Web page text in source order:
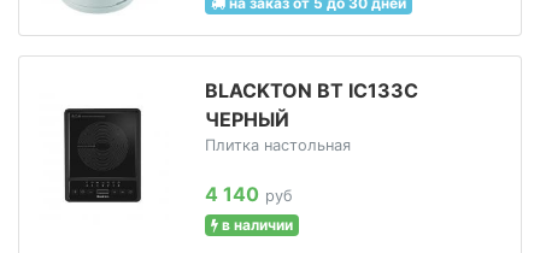
BLACKTON BT IC133C
ЧЕРНЫЙ
Плитка настольная
4 140 руб
в наличии